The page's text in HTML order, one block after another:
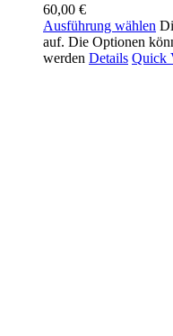
60,00 €
Ausführung wählen
auf. Die Optionen
werden Details Quick